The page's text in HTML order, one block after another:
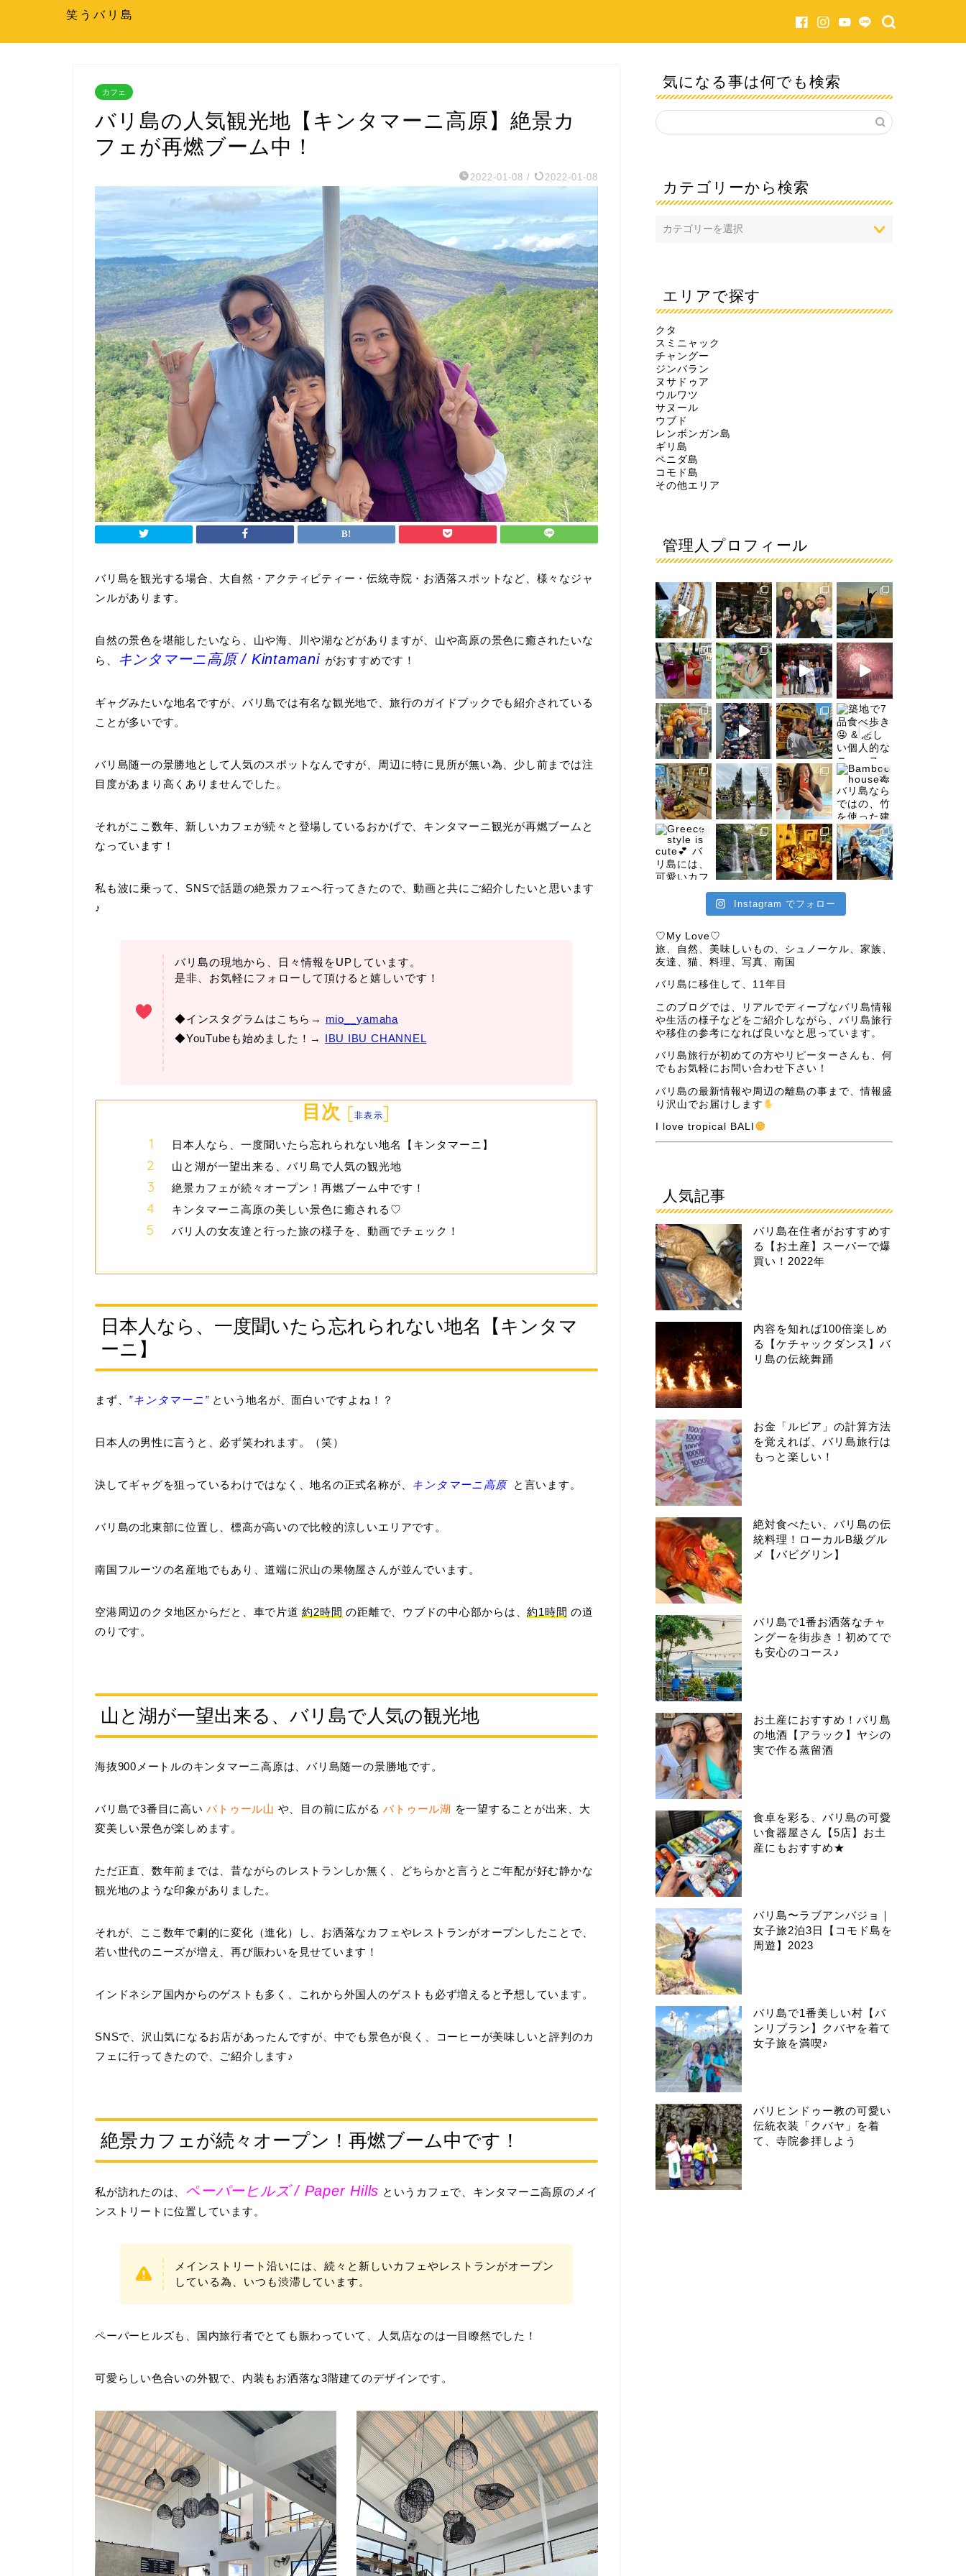
笑うバリ島
カフェ
バリ島の人気観光地【キンタマーニ高原】絶景カ
フェが再燃ブーム中！
2022-01-08 / 2022-01-08
バリ島を観光する場合、大自然・アクティビティー・伝統寺院・お洒落スポットなど、様々なジャ
ンルがあります。
自然の景色を堪能したいなら、山や海、川や湖などがありますが、山や高原の景色に癒されたいな
ら、
キンタマーニ高原 / Kintamani がおすすめです！
ギャグみたいな地名ですが、バリ島では有名な観光地で、旅行のガイドブックでも紹介されている
ことが多いです。
バリ島随一の景勝地として人気のスポットなんですが、周辺に特に見所が無い為、少し前までは注
目度があまり高くありませんでした。
それがここ数年、新しいカフェが続々と登場しているおかげで、キンタマーニ観光が再燃ブームと
なっています！
私も波に乗って、SNSで話題の絶景カフェへ行ってきたので、動画と共にご紹介したいと思います
♪
バリ島の現地から、日々情報をUPしています。
是非、お気軽にフォローして頂けると嬉しいです！
◆インスタグラムはこちら→ mio__yamaha
◆YouTubeも始めました！→ IBU IBU CHANNEL
目次 [非表示]
日本人なら、一度聞いたら忘れられない地名【キンタマーニ】
山と湖が一望出来る、バリ島で人気の観光地
絶景カフェが続々オープン！再燃ブーム中です！
キンタマーニ高原の美しい景色に癒される♡
バリ人の女友達と行った旅の様子を、動画でチェック！
日本人なら、一度聞いたら忘れられない地名【キンタマ
ーニ】
まず、 ”キンタマーニ”という地名が、面白いですよね！？
日本人の男性に言うと、必ず笑われます。（笑）
決してギャグを狙っているわけではなく、地名の正式名称が、 キンタマーニ高原と言います。
バリ島の北東部に位置し、標高が高いので比較的涼しいエリアです。
南国フルーツの名産地でもあり、道端に沢山の果物屋さんが並んでいます。
空港周辺のクタ地区からだと、車で片道約2時間 の距離で、ウブドの中心部からは、約1時間 の道
のりです。
山と湖が一望出来る、バリ島で人気の観光地
海抜900メートルのキンタマーニ高原は、バリ島随一の景勝地です。
バリ島で3番目に高いバトゥール山 や、目の前に広がるバトゥール湖 を一望することが出来、大
変美しい景色が楽しめます。
ただ正直、数年前までは、昔ながらのレストランしか無く、どちらかと言うとご年配が好む静かな
観光地のような印象がありました。
それが、ここ数年で劇的に変化（進化）し、お洒落なカフェやレストランがオープンしたことで、
若い世代のニーズが増え、再び賑わいを見せています！
インドネシア国内からのゲストも多く、これから外国人のゲストも必ず増えると予想しています。
SNSで、沢山気になるお店があったんですが、中でも景色が良く、コーヒーが美味しいと評判のカ
フェに行ってきたので、ご紹介します♪
絶景カフェが続々オープン！再燃ブーム中です！
私が訪れたのは、 ペーパーヒルズ / Paper Hills というカフェで、キンタマーニ高原のメイ
ンストリートに位置しています。
メインストリート沿いには、続々と新しいカフェやレストランがオープン
している為、いつも渋滞しています。
ペーパーヒルズも、国内旅行者でとても賑わっていて、人気店なのは一目瞭然でした！
可愛らしい色合いの外観で、内装もお洒落な3階建てのデザインです。
気になる事は何でも検索
カテゴリーから検索
エリアで探す
クタ
スミニャック
チャングー
ジンバラン
ヌサドゥア
ウルワツ
サヌール
ウブド
レンボンガン島
ギリ島
ペニダ島
コモド島
その他エリア
管理人プロフィール
Instagram でフォロー
♡My Love♡
旅、自然、美味しいもの、シュノーケル、家族、
友達、猫、料理、写真、南国
バリ島に移住して、11年目
このブログでは、リアルでディープなバリ島情報
や生活の様子などをご紹介しながら、バリ島旅行
や移住の参考になれば良いなと思っています。
バリ島旅行が初めての方やリピーターさんも、何
でもお気軽にお問い合わせ下さい！
バリ島の最新情報や周辺の離島の事まで、情報盛
り沢山でお届けします
I love tropical BALI
人気記事
バリ島在住者がおすすめす
る【お土産】スーパーで爆
買い！2022年
内容を知れば100倍楽しめ
る【ケチャックダンス】バ
リ島の伝統舞踊
お金「ルピア」の計算方法
を覚えれば、バリ島旅行は
もっと楽しい！
絶対食べたい、バリ島の伝
統料理！ローカルB級グル
メ【バビグリン】
バリ島で1番お洒落なチャ
ングーを街歩き！初めてで
も安心のコース♪
お土産におすすめ！バリ島
の地酒【アラック】ヤシの
実で作る蒸留酒
食卓を彩る、バリ島の可愛
い食器屋さん【5店】お土
産にもおすすめ★
バリ島〜ラブアンバジョ｜
女子旅2泊3日【コモド島を
周遊】2023
バリ島で1番美しい村【パ
ンリプラン】クバヤを着て
女子旅を満喫♪
バリヒンドゥー教の可愛い
伝統衣装「クバヤ」を着
て、寺院参拝しよう